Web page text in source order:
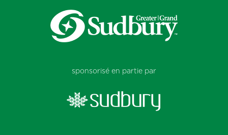
sponsorisé en partie par